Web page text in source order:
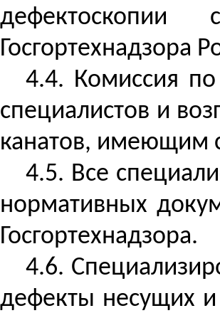
Госгортехнадзора
4.4. Комиссия
специалистов и
канатов, имеющим
4.5. Все
нормативных
Госгортехнадзора.
4.6.
дефекты несущих